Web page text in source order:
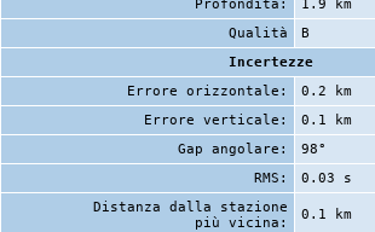
Profondità:
1.9 km
Qualità
B
Incertezze
Errore orizzontale:
0.2 km
Errore verticale:
0.1 km
Gap angolare:
98°
RMS:
0.03 s
Distanza dalla stazione
più vicina:
0.1 km